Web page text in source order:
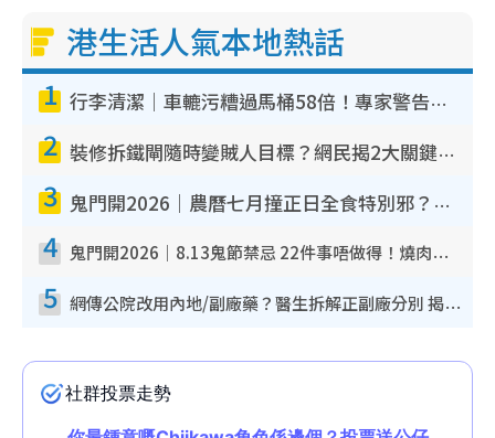
港生活人氣本地熱話
1 行李清潔｜車轆污糟過馬桶58倍！專家警告忌用酒精抹 教1招免污手除菌
2 裝修拆鐵閘隨時變賊人目標？網民揭2大關鍵用途：裝新式等於白裝？附新舊鐵閘分別
3 鬼門開2026｜農曆七月撞正日全食特別邪？專家警告切忌做一事！揭4大禁忌+2招保平安
4 鬼門開2026｜8.13鬼節禁忌 22件事唔做得！燒肉、刺身要少食？半夜勿吹口哨/打呢個電話
5 網傳公院改用內地/副廠藥？醫生拆解正副廠分別 揭4類人換藥隨時出事